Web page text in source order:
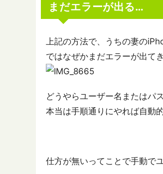
まだエラーが出る…
上記の方法で、うちの妻の
ではなぜかまだエラーが出てき
どうやらユーザー名またはパ
本当は手順通りにやれば自動
仕方が無いってことで手動で